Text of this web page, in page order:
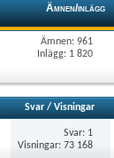
Ämnen/inlägg
forumets
RSS-
flöde
Ämnen: 961
Inlägg: 1 820
Svar/ Visningar
Svar: 1
Visningar: 73 168